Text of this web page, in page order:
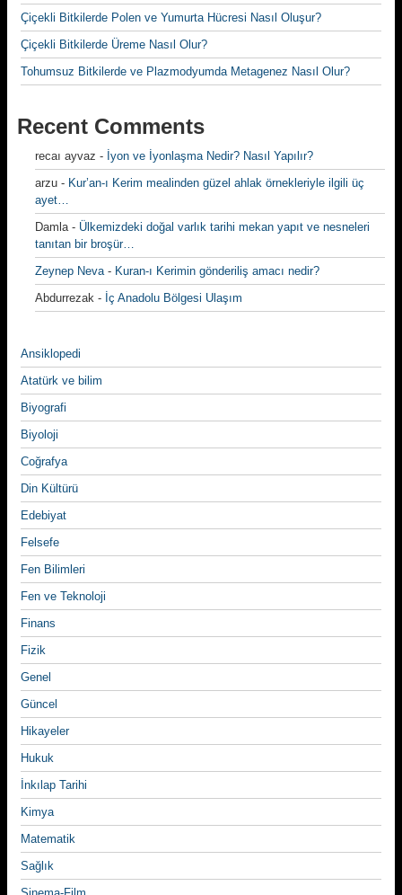
Çiçekli Bitkilerde Polen ve Yumurta Hücresi Nasıl Oluşur?
Çiçekli Bitkilerde Üreme Nasıl Olur?
Tohumsuz Bitkilerde ve Plazmodyumda Metagenez Nasıl Olur?
Recent Comments
recaı ayvaz - İyon ve İyonlaşma Nedir? Nasıl Yapılır?
arzu - Kur’an-ı Kerim mealinden güzel ahlak örnekleriyle ilgili üç
ayet…
Damla- Ülkemizdeki doğal varlık tarihi mekan yapıt ve nesneleri
tanıtan bir broşür…
Zeynep Neva- Kuran-ı Kerimin gönderiliş amacı nedir?
Abdurrezak - İç Anadolu Bölgesi Ulaşım
Ansiklopedi
Atatürk ve bilim
Biyografi
Biyoloji
Coğrafya
Din Kültürü
Edebiyat
Felsefe
Fen Bilimleri
Fen ve Teknoloji
Finans
Fizik
Genel
Güncel
Hikayeler
Hukuk
İnkılap Tarihi
Kimya
Matematik
Sağlık